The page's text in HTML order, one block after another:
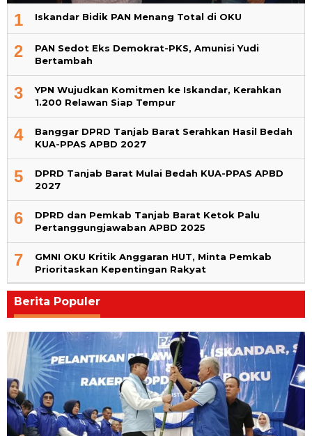
1 Iskandar Bidik PAN Menang Total di OKU
2
PAN Sedot Eks Demokrat-PKS, Amunisi Yudi
Bertambah
3
YPN Wujudkan Komitmen ke Iskandar, Kerahkan
1.200 Relawan Siap Tempur
4
Banggar DPRD Tanjab Barat Serahkan Hasil Bedah
KUA-PPAS APBD 2027
5
DPRD Tanjab Barat Mulai Bedah KUA-PPAS APBD
2027
6
DPRD dan Pemkab Tanjab Barat Ketok Palu
Pertanggungjawaban APBD 2025
7
GMNI OKU Kritik Anggaran HUT, Minta Pemkab
Prioritaskan Kepentingan Rakyat
Berita Populer